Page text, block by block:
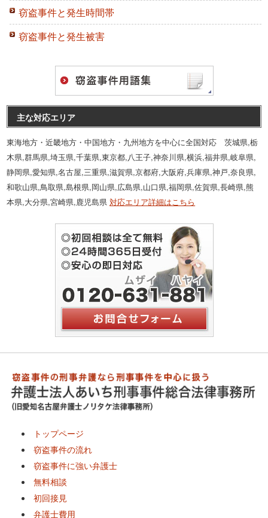
窃盗事件と発生時間帯
窃盗事件と発生被害
主な対応エリア
東海地方・近畿地方・中国地方・九州地方を中心に全国対応 茨城県,栃
木県,群馬県,埼玉県,千葉県,東京都,八王子,神奈川県,横浜,福井県,岐阜県,
静岡県,愛知県,名古屋,三重県,滋賀県,京都府,大阪府,兵庫県,神戸,奈良県,
和歌山県,鳥取県,島根県,岡山県,広島県,山口県,福岡県,佐賀県,長崎県,熊
本県,大分県,宮崎県,鹿児島県対応エリア詳細はこちら
トップページ
窃盗事件の流れ
窃盗事件に強い弁護士
無料相談
初回接見
弁護士費用